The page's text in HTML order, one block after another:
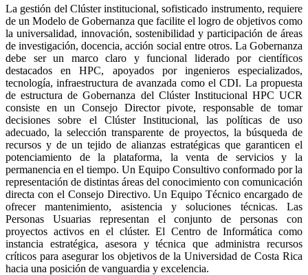
La gestión del Clúster institucional, sofisticado instrumento, requiere
de un Modelo de Gobernanza que facilite el logro de objetivos como
la universalidad, innovación, sostenibilidad y participación de áreas
de investigación, docencia, acción social entre otros. La Gobernanza
debe ser un marco claro y funcional liderado por científicos
destacados en HPC, apoyados por ingenieros especializados,
tecnología, infraestructura de avanzada como el CDI. La propuesta
de estructura de Gobernanza del Clúster Institucional HPC UCR
consiste en un Consejo Director pivote, responsable de tomar
decisiones sobre el Clúster Institucional, las políticas de uso
adecuado, la selección transparente de proyectos, la búsqueda de
recursos y de un tejido de alianzas estratégicas que garanticen el
potenciamiento de la plataforma, la venta de servicios y la
permanencia en el tiempo. Un Equipo Consultivo conformado por la
representación de distintas áreas del conocimiento con comunicación
directa con el Consejo Directivo. Un Equipo Técnico encargado de
ofrecer mantenimiento, asistencia y soluciones técnicas. Las
Personas Usuarias representan el conjunto de personas con
proyectos activos en el clúster. El Centro de Informática como
instancia estratégica, asesora y técnica que administra recursos
críticos para asegurar los objetivos de la Universidad de Costa Rica
hacia una posición de vanguardia y excelencia.